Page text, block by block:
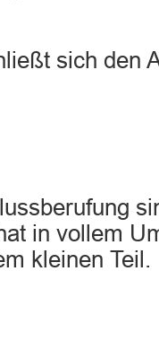
sich den
in vollem
kleinen Teil.